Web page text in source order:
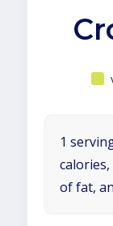
1
of fat,